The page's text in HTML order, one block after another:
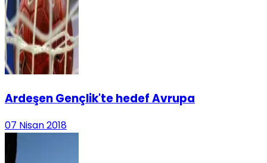
Ardeşen Gençlik'te hedef Avrupa
07 Nisan 2018